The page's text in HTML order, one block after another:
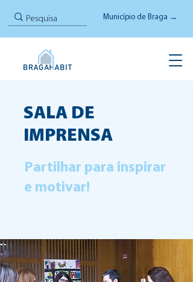
Município de Braga →
SALA DE
IMPRENSA
Partilhar para inspirar
e motivar!